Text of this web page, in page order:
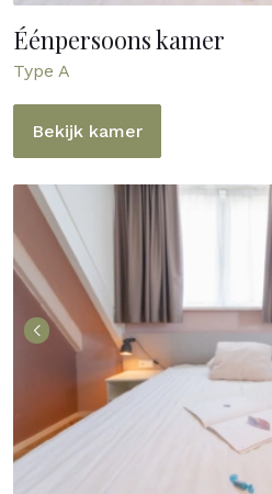
Éénpersoons kamer
Type A
Bekijk kamer